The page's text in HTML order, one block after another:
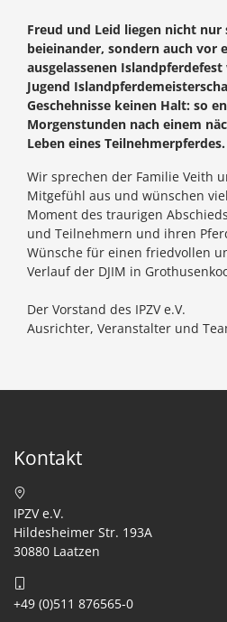
Freud und Leid liegen nicht
beieinander, sondern auch vor
ausgelassenen
Jugend
Geschehnisse keinen Halt: so
Morgenstunden nach einem
Leben eines Teilnehmerpferdes.
Wir sprechen der Familie Veith
Mitgefühl aus und wünschen
Moment des traurigen
und Teilnehmern und ihren
Wünsche für einen friedvollen
Verlauf der DJIM in
Der Vorstand des IPZV e.V.
Ausrichter, Veranstalter und
Kontakt
IPZV e.V.
Hildesheimer Str. 193A
30880 Laatzen
+49 (0)511 876565-0